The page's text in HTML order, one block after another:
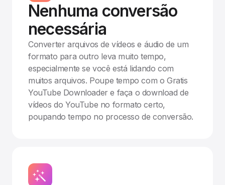
Nenhuma conversão
necessária
Converter arquivos de vídeos e áudio de um
formato para outro leva muito tempo,
especialmente se você está lidando com
muitos arquivos. Poupe tempo com o Gratis
YouTube Downloader e faça o download de
vídeos do YouTube no formato certo,
poupando tempo no processo de conversão.